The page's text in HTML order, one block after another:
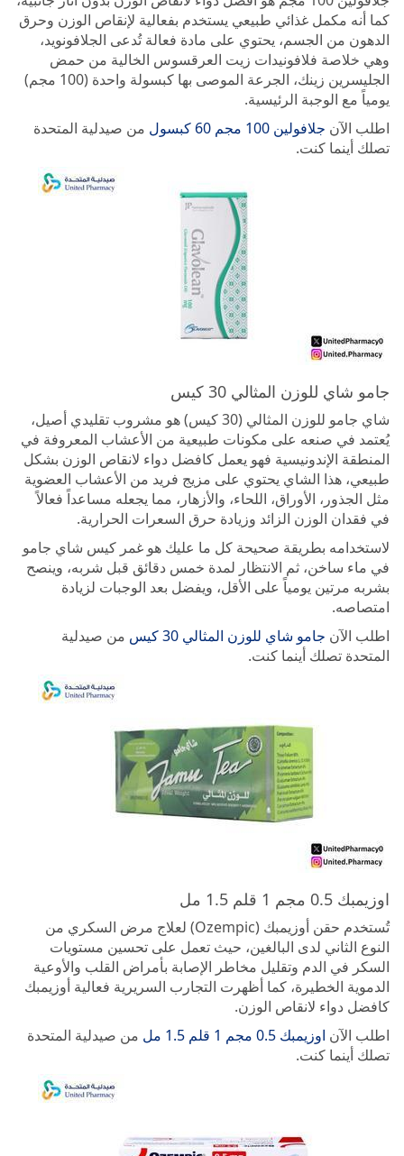
كما أنه مكمل غذائي طبيعي يستخدم بفعالية لإنقاص الوزن وحرق
الدهون من الجسم، يحتوي على مادة فعالة تُدعى الجلافونويد،
وهي خلاصة فلافونيدات زيت العرقسوس الخالية من حمض
الجليسرين زينك، الجرعة الموصى بها كبسولة واحدة (100 مجم)
يومياً مع الوجبة الرئيسية.
اطلب الآن جلافولين 100 مجم 60 كبسول
من صيدلية المتحدة
تصلك أينما كنت.
جامو شاي للوزن المثالي 30 كيس
شاي جامو للوزن المثالي (30 كيس) هو مشروب تقليدي أصيل،
يُعتمد في صنعه على مكونات طبيعية من الأعشاب المعروفة في
المنطقة الإندونيسية فهو يعمل كافضل دواء لانقاص الوزن بشكل
طبيعي، هذا الشاي يحتوي على مزيج فريد من الأعشاب العضوية
مثل الجذور، الأوراق، اللحاء، والأزهار، مما يجعله مساعداً فعالاً
في فقدان الوزن الزائد وزيادة حرق السعرات الحرارية.
لاستخدامه بطريقة صحيحة كل ما عليك هو غمر كيس شاي جامو
في ماء ساخن، ثم الانتظار لمدة خمس دقائق قبل شربه، وينصح
بشربه مرتين يومياً على الأقل، ويفضل بعد الوجبات لزيادة
امتصاصه.
اطلب الآن جامو شاي للوزن المثالي 30 كيس
من صيدلية
المتحدة تصلك أينما كنت.
اوزيمبك 0.5 مجم 1 قلم 1.5 مل
تُستخدم حقن أوزيمبك (Ozempic) لعلاج مرض السكري من
النوع الثاني لدى البالغين، حيث تعمل على تحسين مستويات
السكر في الدم وتقليل مخاطر الإصابة بأمراض القلب والأوعية
الدموية الخطيرة، كما أظهرت التجارب السريرية فعالية أوزيمبك
كافضل دواء لانقاص الوزن.
اطلب الآن اوزيمبك 0.5 مجم 1 قلم 1.5 مل
من صيدلية المتحدة
تصلك أينما كنت.